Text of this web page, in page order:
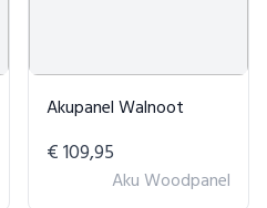
Akupanel Walnoot
€ 109,95
Aku Woodpanel